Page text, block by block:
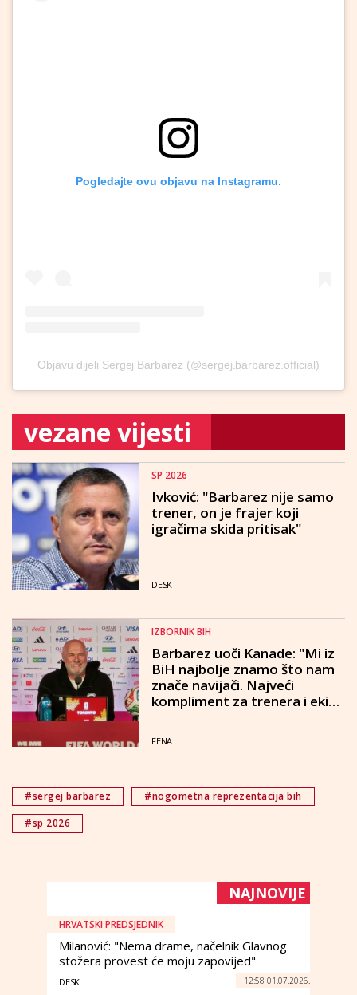
Pogledajte ovu objavu na Instagramu.
Objavu dijeli Sergej Barbarez (@sergej.barbarez.official)
vezane vijesti
SP 2026
Ivković: "Barbarez nije samo
trener, on je frajer koji
igračima skida pritisak"
DESK
IZBORNIK BIH
Barbarez uoči Kanade: "Mi iz
BiH najbolje znamo što nam
znače navijači. Najveći
kompliment za trenera i ekipu
FENA
#sergej barbarez
#nogometna reprezentacija bih
#sp 2026
NAJNOVIJE
HRVATSKI PREDSJEDNIK
Milanović: "Nema drame, načelnik Glavnog
stožera provest će moju zapovijed"
DESK 12:58 01.07.2026.